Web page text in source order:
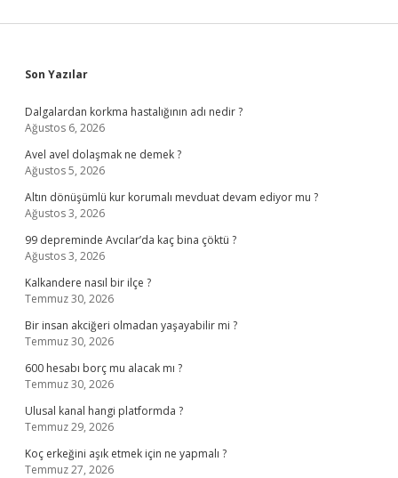
Sidebar
Son Yazılar
Dalgalardan korkma hastalığının adı nedir ?
Ağustos 6, 2026
Avel avel dolaşmak ne demek ?
Ağustos 5, 2026
Altın dönüşümlü kur korumalı mevduat devam ediyor mu ?
Ağustos 3, 2026
99 depreminde Avcılar’da kaç bina çöktü ?
Ağustos 3, 2026
Kalkandere nasıl bir ilçe ?
Temmuz 30, 2026
Bir insan akciğeri olmadan yaşayabilir mi ?
Temmuz 30, 2026
600 hesabı borç mu alacak mı ?
Temmuz 30, 2026
Ulusal kanal hangi platformda ?
Temmuz 29, 2026
Koç erkeğini aşık etmek için ne yapmalı ?
Temmuz 27, 2026